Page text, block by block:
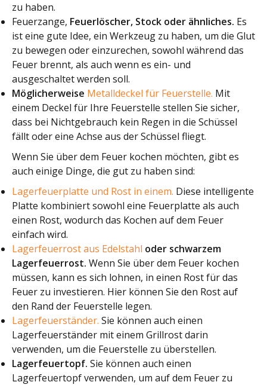
zu haben.
Feuerzange, Feuerlöscher, Stock oder ähnliches. Es
ist eine gute Idee, ein Werkzeug zu haben, um die Glut
zu bewegen oder einzurechen, sowohl während das
Feuer brennt, als auch wenn es ein- und
ausgeschaltet werden soll.
Möglicherweise Metalldeckel für Feuerstelle. Mit
einem Deckel für Ihre Feuerstelle stellen Sie sicher,
dass bei Nichtgebrauch kein Regen in die Schüssel
fällt oder eine Achse aus der Schüssel fliegt.
Wenn Sie über dem Feuer kochen möchten, gibt es
auch einige Dinge, die gut zu haben sind:
Lagerfeuerplatte und Rost in einem. Diese intelligente
Platte kombiniert sowohl eine Feuerplatte als auch
einen Rost, wodurch das Kochen auf dem Feuer
einfach wird.
Lagerfeuerrost aus Edelstahl oder schwarzem
Lagerfeuerrost. Wenn Sie über dem Feuer kochen
müssen, kann es sich lohnen, in einen Rost für das
Feuer zu investieren. Hier können Sie den Rost auf
den Rand der Feuerstelle legen.
Lagerfeuerständer. Sie können auch einen
Lagerfeuerständer mit einem Grillrost darin
verwenden, um die Feuerstelle zu überstellen.
Lagerfeuertopf. Sie können auch einen
Lagerfeuertopf verwenden, um auf dem Feuer zu